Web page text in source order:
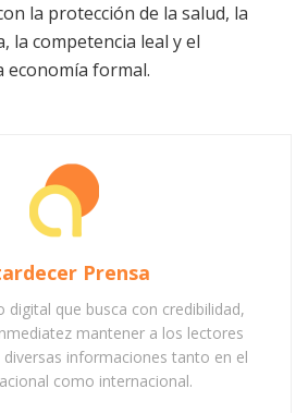
la protección de la salud, la
la competencia leal y el
economía formal.
Prensa
digital que busca con credibilidad,
mantener a los lectores
informaciones tanto en el
como internacional.